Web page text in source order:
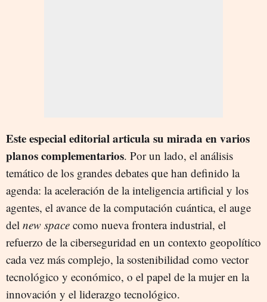
Este especial editorial articula su mirada en varios
planos complementarios. Por un lado, el análisis
temático de los grandes debates que han definido la
agenda: la aceleración de la inteligencia artificial y los
agentes, el avance de la computación cuántica, el auge
del new space como nueva frontera industrial, el
refuerzo de la ciberseguridad en un contexto geopolítico
cada vez más complejo, la sostenibilidad como vector
tecnológico y económico, o el papel de la mujer en la
innovación y el liderazgo tecnológico.